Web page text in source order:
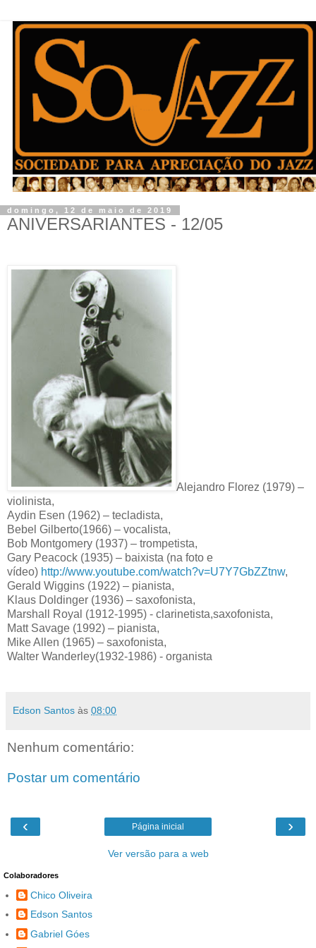
domingo, 12 de maio de 2019
ANIVERSARIANTES - 12/05
Alejandro Florez (1979) –
violinista,
Aydin Esen (1962) – tecladista,
Bebel Gilberto(1966) – vocalista,
Bob Montgomery (1937) – trompetista,
Gary Peacock (1935) – baixista (na foto e
vídeo) http://www.youtube.com/watch?v=U7Y7GbZZtnw,
Gerald Wiggins (1922) – pianista,
Klaus Doldinger (1936) – saxofonista,
Marshall Royal (1912-1995) - clarinetista,saxofonista,
Matt Savage (1992) – pianista,
Mike Allen (1965) – saxofonista,
Walter Wanderley(1932-1986) - organista
Edson Santos às 08:00
Nenhum comentário:
Postar um comentário
‹ ›
Página inicial
Ver versão para a web
Colaboradores
Chico Oliveira
Edson Santos
Gabriel Góes